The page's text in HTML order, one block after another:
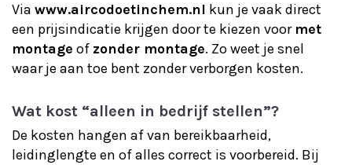
Via www.aircodoetinchem.nl kun je vaak direct
een prijsindicatie krijgen door te kiezen voor met
montage of zonder montage. Zo weet je snel
waar je aan toe bent zonder verborgen kosten.
Wat kost “alleen in bedrijf stellen”?
De kosten hangen af van bereikbaarheid,
leidinglengte en of alles correct is voorbereid. Bij